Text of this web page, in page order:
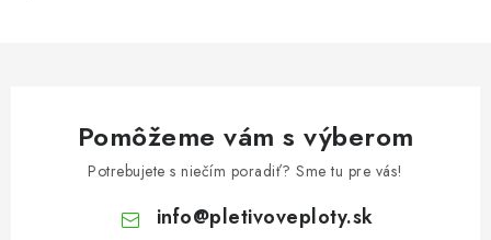
Pomôžeme vám s výberom
Potrebujete s niečím poradiť? Sme tu pre vás!
info@pletivoveploty.sk